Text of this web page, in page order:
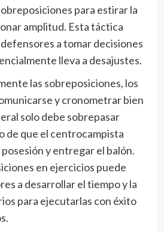
para estirar la
amplitud. Esta táctica
a tomar decisiones
lleva a desajustes.
las sobreposiciones, los
y cronometrar bien
solo debe sobrepasar
de que el centrocampista
y entregar el balón.
en ejercicios puede
a desarrollar el tiempo y la
para ejecutarlas con éxito